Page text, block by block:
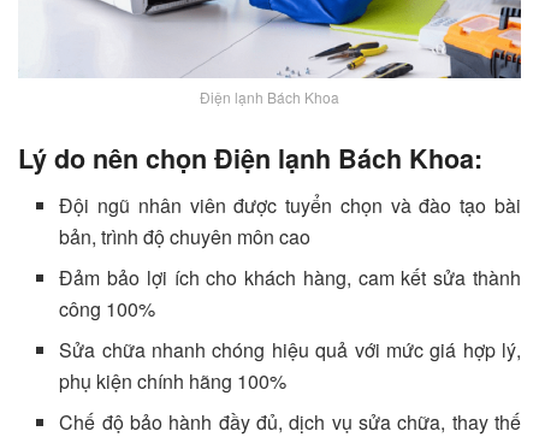
Điện lạnh Bách Khoa
Lý do nên chọn Điện lạnh Bách Khoa:
Đội ngũ nhân viên được tuyển chọn và đào tạo bài
bản, trình độ chuyên môn cao
Đảm bảo lợi ích cho khách hàng, cam kết sửa thành
công 100%
Sửa chữa nhanh chóng hiệu quả với mức giá hợp lý,
phụ kiện chính hãng 100%
Chế độ bảo hành đầy đủ, dịch vụ sửa chữa, thay thế